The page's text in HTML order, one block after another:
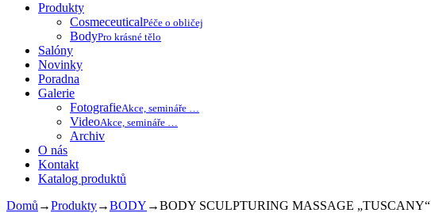
Produkty
CosmeceuticalPéče o obličej
BodyPro krásné tělo
Salóny
Novinky
Poradna
Galerie
FotografieAkce, semináře …
VideoAkce, semináře …
Archiv
O nás
Kontakt
Katalog produktů
Domů →Produkty→BODY →BODY SCULPTURING MASSAGE „TUSCANY“